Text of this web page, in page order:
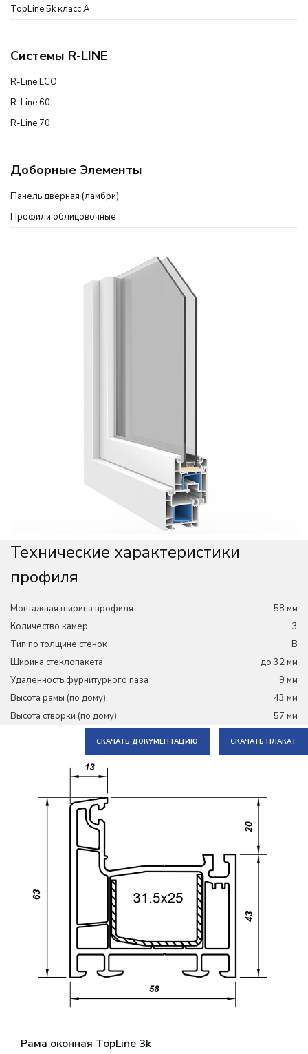
TopLine 5k класс А
Системы R-LINE
R-Line ECO
R-Line 60
R-Line 70
Доборные Элементы
Панель дверная (ламбри)
Профили облицовочные
Технические характеристики
профиля
Монтажная ширина профиля
58 мм
Количество камер
3
Тип по толщине стенок
В
Ширина стеклопакета
до 32 мм
Удаленность фурнитурного паза
9 мм
Высота рамы (по дому)
43 мм
Высота створки (по дому)
57 мм
СКАЧАТЬ ДОКУМЕНТАЦИЮ СКАЧАТЬ ПЛАКАТ
Рама оконная TopLine 3k